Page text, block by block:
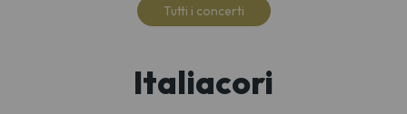
Tutti i concerti
Italiacori